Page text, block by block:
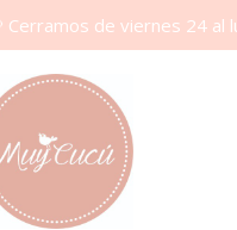
Cerramos de viernes 24 al